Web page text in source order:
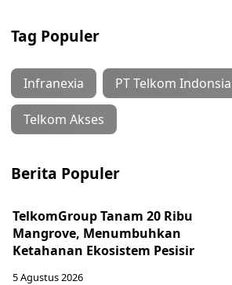
Tag Populer
Infranexia PT Telkom Indonsia
Telkom Akses
Berita Populer
TelkomGroup Tanam 20 Ribu
Mangrove, Menumbuhkan
Ketahanan Ekosistem Pesisir
5 Agustus 2026